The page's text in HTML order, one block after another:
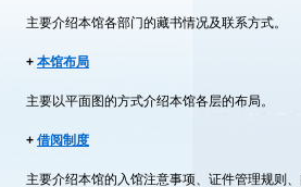
主要介绍本馆各部门的藏书情况及联系方式。
+ 本馆布局
主要以平面图的方式介绍本馆各层的布局。
+ 借阅制度
主要介绍本馆的入馆注意事项、证件管理规则